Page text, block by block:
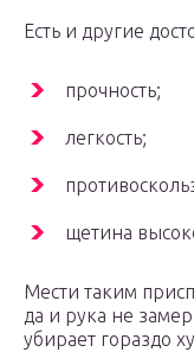
Есть и другие
прочность;
легкость;
щетина
Мести таким
да и рука не
убирает гораздо